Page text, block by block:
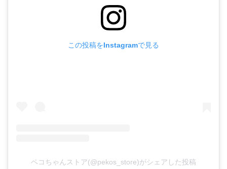
この投稿をInstagramで見る
ペコちゃんストア(@pekos_store)がシェアした投稿